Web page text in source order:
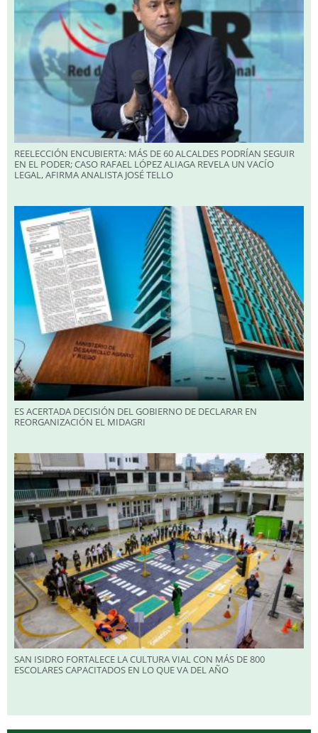
REELECCIÓN ENCUBIERTA: MÁS DE 60 ALCALDES PODRÍAN SEGUIR
EN EL PODER; CASO RAFAEL LÓPEZ ALIAGA REVELA UN VACÍO
LEGAL, AFIRMA ANALISTA JOSÉ TELLO
ES ACERTADA DECISIÓN DEL GOBIERNO DE DECLARAR EN
REORGANIZACIÓN EL MIDAGRI
SAN ISIDRO FORTALECE LA CULTURA VIAL CON MÁS DE 800
ESCOLARES CAPACITADOS EN LO QUE VA DEL AÑO